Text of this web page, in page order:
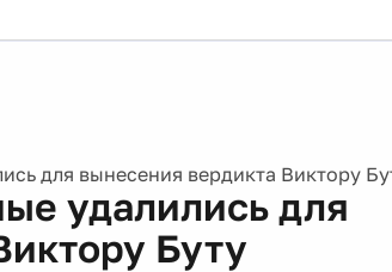
для вынесения вердикта Виктору
удалились для
Буту